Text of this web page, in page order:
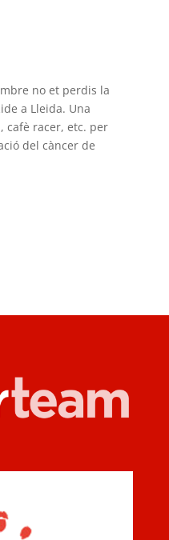
no et perdis la
a Lleida. Una
cafè racer, etc. per
del càncer de